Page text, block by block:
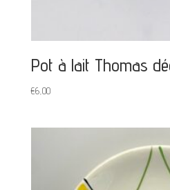
Pot à lait Thomas
€6,00